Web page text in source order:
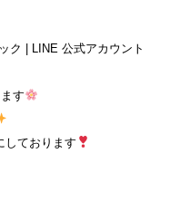
ク | LINE 公式アカウント
す
しております